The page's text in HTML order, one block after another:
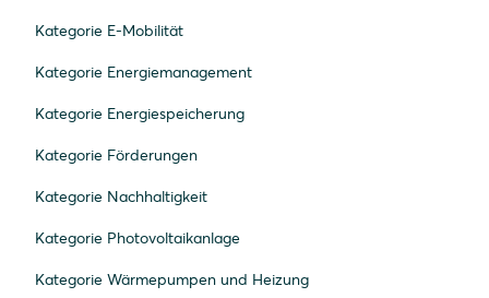
Kategorie E-Mobilität
Kategorie Energiemanagement
Kategorie Energiespeicherung
Kategorie Förderungen
Kategorie Nachhaltigkeit
Kategorie Photovoltaikanlage
Kategorie Wärmepumpen und Heizung